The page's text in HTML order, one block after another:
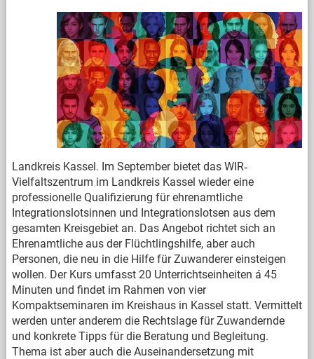
Landkreis Kassel. Im September bietet das WIR‐
Vielfaltszentrum im Landkreis Kassel wieder eine
professionelle Qualifizierung für ehrenamtliche
Integrationslotsinnen und Integrationslotsen aus dem
gesamten Kreisgebiet an. Das Angebot richtet sich an
Ehrenamtliche aus der Flüchtlingshilfe, aber auch
Personen, die neu in die Hilfe für Zuwanderer einsteigen
wollen. Der Kurs umfasst 20 Unterrichtseinheiten á 45
Minuten und findet im Rahmen von vier
Kompaktseminaren im Kreishaus in Kassel statt. Vermittelt
werden unter anderem die Rechtslage für Zuwandernde
und konkrete Tipps für die Beratung und Begleitung.
Thema ist aber auch die Auseinandersetzung mit